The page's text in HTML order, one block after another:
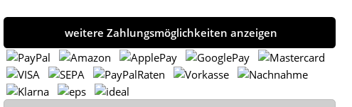
weitere Zahlungsmöglichkeiten anzeigen